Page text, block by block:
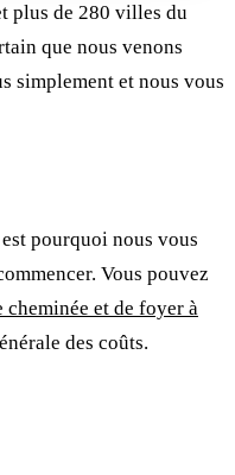
plus de 280 villes du
que nous venons
simplement et nous vous
pourquoi nous vous
Vous pouvez
cheminée et de foyer à
des coûts.